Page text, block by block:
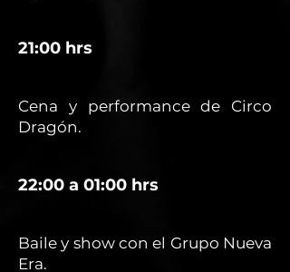
21:00 hrs
Cena y performance de Circo
Dragón.
22:00 a 01:00 hrs
Baile y show con el Grupo Nueva
Era.